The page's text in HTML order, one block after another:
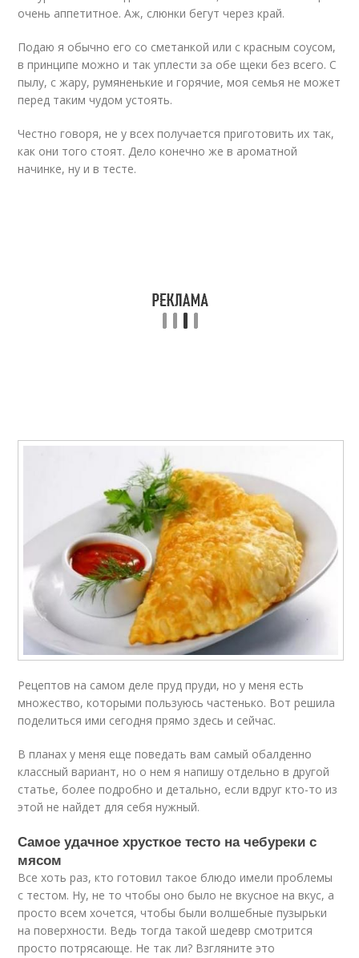
очень аппетитное. Аж, слюнки бегут через край.
Подаю я обычно его со сметанкой или с красным соусом,
в принципе можно и так уплести за обе щеки без всего. С
пылу, с жару, румяненькие и горячие, моя семья не может
перед таким чудом устоять.
Честно говоря, не у всех получается приготовить их так,
как они того стоят. Дело конечно же в ароматной
начинке, ну и в тесте.
Рецептов на самом деле пруд пруди, но у меня есть
множество, которыми пользуюсь частенько. Вот решила
поделиться ими сегодня прямо здесь и сейчас.
В планах у меня еще поведать вам самый обалденно
классный вариант, но о нем я напишу отдельно в другой
статье, более подробно и детально, если вдруг кто-то из
этой не найдет для себя нужный.
Самое удачное хрусткое тесто на чебуреки с
мясом
Все хоть раз, кто готовил такое блюдо имели проблемы
с тестом. Ну, не то чтобы оно было не вкусное на вкус, а
просто всем хочется, чтобы были волшебные пузырьки
на поверхности. Ведь тогда такой шедевр смотрится
просто потрясающе. Не так ли? Взгляните это